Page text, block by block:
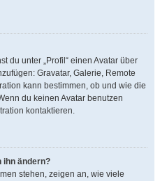
du unter „Profil“ einen Avatar über
Gravatar, Galerie, Remote
kann bestimmen, ob und wie die
du keinen Avatar benutzen
kontaktieren.
ihn ändern?
stehen, zeigen an, wie viele